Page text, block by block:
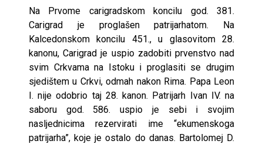
Na Prvome carigradskom koncilu god. 381.
Carigrad je proglašen patrijarhatom. Na
Kalcedonskom koncilu 451., u glasovitom 28.
kanonu, Carigrad je uspio zadobiti prvenstvo nad
svim Crkvama na Istoku i proglasiti se drugim
sjedištem u Crkvi, odmah nakon Rima. Papa Leon
I. nije odobrio taj 28. kanon. Patrijarh Ivan IV. na
saboru god. 586. uspio je sebi i svojim
nasljednicima rezervirati ime “ekumenskoga
patrijarha”, koje je ostalo do danas. Bartolomej D.